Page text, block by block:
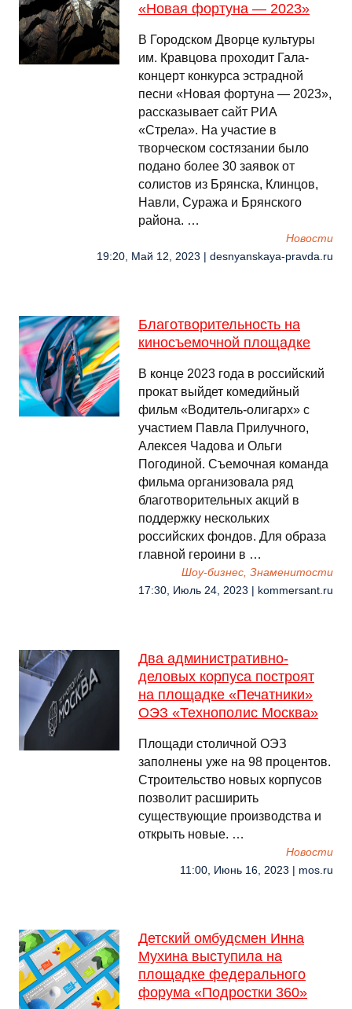
«Новая фортуна — 2023»
В Городском Дворце культуры
им. Кравцова проходит Гала-
концерт конкурса эстрадной
песни «Новая фортуна — 2023»,
рассказывает сайт РИА
«Стрела». На участие в
творческом состязании было
подано более 30 заявок от
солистов из Брянска, Клинцов,
Навли, Суража и Брянского
района. …
Новости
19:20, Май 12, 2023 | desnyanskaya-pravda.ru
Благотворительность на
киносъемочной площадке
В конце 2023 года в российский
прокат выйдет комедийный
фильм «Водитель-олигарх» с
участием Павла Прилучного,
Алексея Чадова и Ольги
Погодиной. Съемочная команда
фильма организовала ряд
благотворительных акций в
поддержку нескольких
российских фондов. Для образа
главной героини в …
Шоу-бизнес, Знаменитости
17:30, Июль 24, 2023 | kommersant.ru
Два административно-
деловых корпуса построят
на площадке «Печатники»
ОЭЗ «Технополис Москва»
Площади столичной ОЭЗ
заполнены уже на 98 процентов.
Строительство новых корпусов
позволит расширить
существующие производства и
открыть новые. …
Новости
11:00, Июнь 16, 2023 | mos.ru
Детский омбудсмен Инна
Мухина выступила на
площадке федерального
форума «Подростки 360»